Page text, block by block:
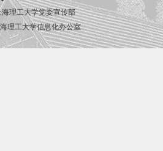
理工大学党委宣传部
理工大学信息化办公室